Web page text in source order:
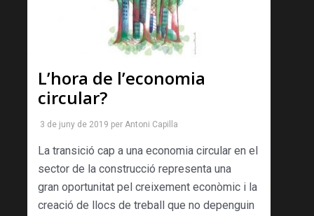
L’hora de l’economia
circular?
3 de juny de 2019 per Antoni Capilla
La transició cap a una economia circular en el
sector de la construcció representa una
gran oportunitat pel creixement econòmic i la
creació de llocs de treball que no depenguin